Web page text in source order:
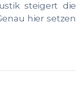
steigert die
hier setzen